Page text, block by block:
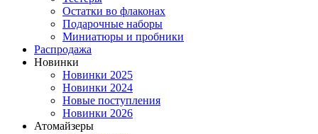
Остатки во флаконах
Подарочные наборы
Миниатюры и пробники
Распродажа
Новинки
Новинки 2025
Новинки 2024
Новые поступления
Новинки 2026
Атомайзеры